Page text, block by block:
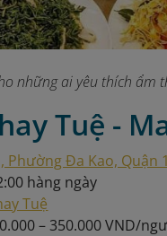
những ai yêu thích
Tuệ -
Phường Đa Kao, Quận 1
hàng ngày
Tuệ
– 350.000 VND/